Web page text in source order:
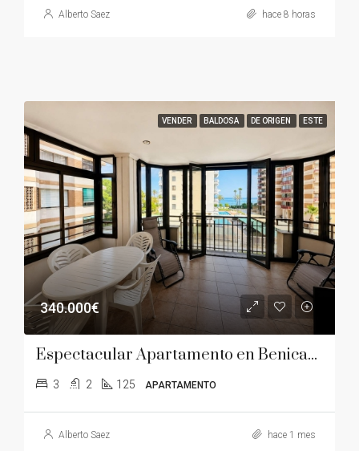
Alberto Saez hace 8 horas
VENDER BALDOSA DE ORIGEN ESTE
340.000€
Espectacular Apartamento en Benicassim
3 2 125 APARTAMENTO
Alberto Saez hace 1 mes